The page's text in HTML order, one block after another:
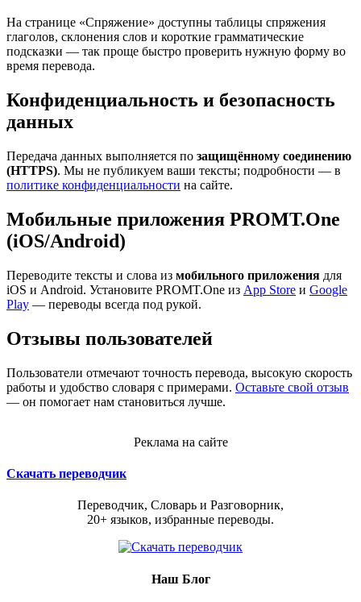
На странице «Спряжение» доступны таблицы спряжения
глаголов, склонения слов и короткие грамматические
подсказки — так проще быстро проверить нужную форму во
время перевода.
Конфиденциальность и безопасность
данных
Передача данных выполняется по защищённому соединению
(HTTPS). Мы не публикуем ваши тексты; подробности — в
политике конфиденциальности на сайте.
Мобильные приложения PROMT.One
(iOS/Android)
Переводите тексты и слова из мобильного приложения для
iOS и Android. Установите PROMT.One из App Store и Google
Play — переводы всегда под рукой.
Отзывы пользователей
Пользователи отмечают точность перевода, высокую скорость
работы и удобство словаря с примерами. Оставьте свой отзыв
— он помогает нам становиться лучше.
Реклама на сайте
Скачать переводчик
Переводчик, Словарь и Разговорник,
20+ языков, избранные переводы.
Наш Блог